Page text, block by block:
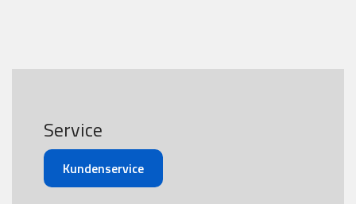
Service
Kundenservice